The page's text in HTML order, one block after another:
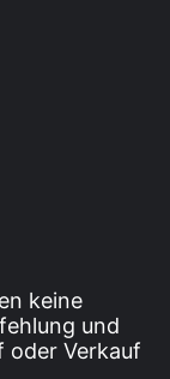
keine
und
oder Verkauf